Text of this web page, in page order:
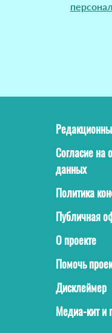
Согласие на
данных
Политика
Публичная
О проекте
Помочь
Дисклеймер
Медиа-кит и